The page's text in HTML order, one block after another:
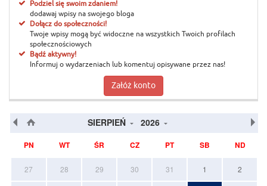
Podziel się swoim zdaniem!
dodawaj wpisy na swojego bloga
Dołącz do społeczności!
Twoje wpisy mogą być widoczne na wszystkich Twoich profilach
społecznościowych
Bądź aktywny!
Informuj o wydarzeniach lub komentuj opisywane przez nas!
Załóż konto
SIERPIEŃ 2026
PN WT ŚR CZ PT SB ND
27 28 29 30 31 1 2